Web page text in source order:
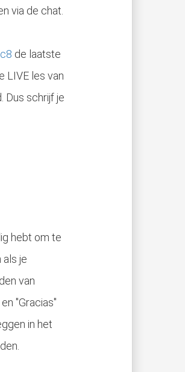
via de chat.
de laatste
LIVE les van
Dus schrijf je
hebt om te
als je
van
"Gracias"
in het